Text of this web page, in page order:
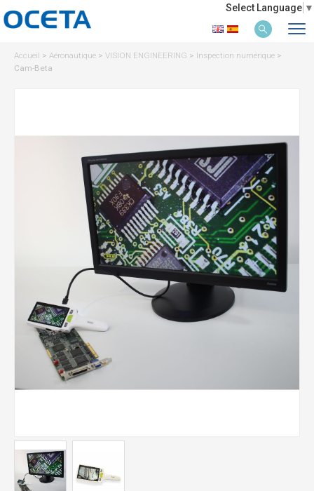
Select Language ▼
Accueil > Aéronautique > VISION ENGINEERING > Inspection numérique >
Cam-Beta